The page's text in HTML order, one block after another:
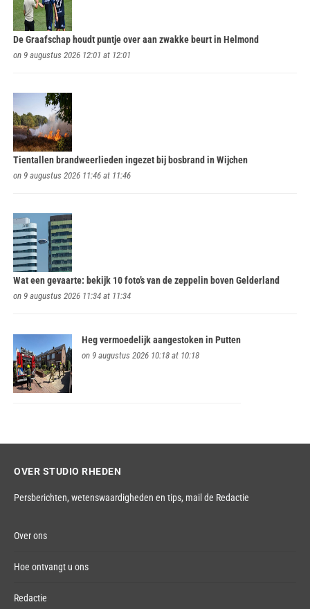
De Graafschap houdt puntje over aan zwakke beurt in Helmond
on 9 augustus 2026 12:01 at 12:01
Tientallen brandweerlieden ingezet bij bosbrand in Wijchen
on 9 augustus 2026 11:46 at 11:46
Wat een gevaarte: bekijk 10 foto’s van de zeppelin boven Gelderland
on 9 augustus 2026 11:34 at 11:34
Heg vermoedelijk aangestoken in Putten
on 9 augustus 2026 10:18 at 10:18
OVER STUDIO RHEDEN
Persberichten, wetenswaardigheden en tips, mail de Redactie
Over ons
Hoe ontvangt u ons
Redactie